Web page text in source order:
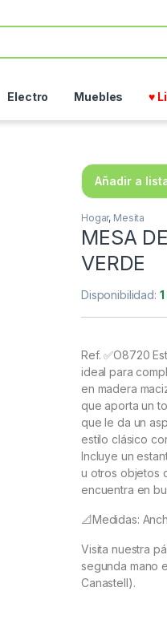
Electro Muebles ♥
Añadir a
Hogar, Mesita
MESA
VERDE
Disponibilidad:
Ref. ✅O8720
ideal para
en madera
que aporta un
que le da un
estilo clásico
Incluye un
u otros objetos
encuentra en
📐Medidas:
Visita nuestra
segunda mano
Canastell).